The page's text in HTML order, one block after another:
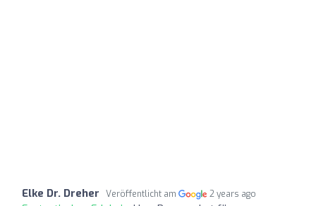
Elke Dr. Dreher Veröffentlicht am 2 years ago